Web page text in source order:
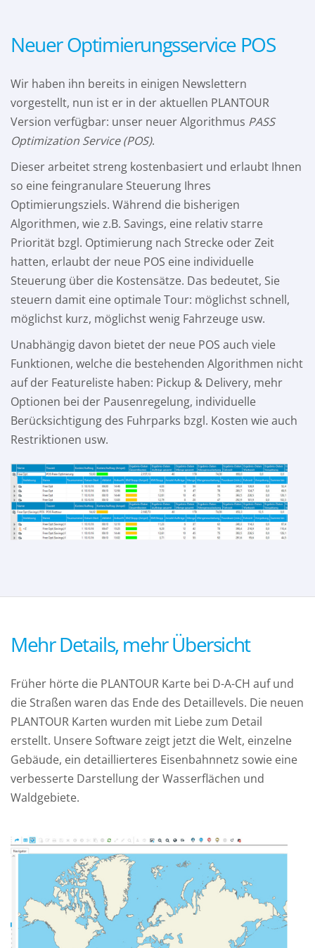
Neuer Optimierungsservice POS
Wir haben ihn bereits in einigen Newslettern
vorgestellt, nun ist er in der aktuellen PLANTOUR
Version verfügbar: unser neuer Algorithmus PASS
Optimization Service (POS).
Dieser arbeitet streng kostenbasiert und erlaubt Ihnen
so eine feingranulare Steuerung Ihres
Optimierungsziels. Während die bisherigen
Algorithmen, wie z.B. Savings, eine relativ starre
Priorität bzgl. Optimierung nach Strecke oder Zeit
hatten, erlaubt der neue POS eine individuelle
Steuerung über die Kostensätze. Das bedeutet, Sie
steuern damit eine optimale Tour: möglichst schnell,
möglichst kurz, möglichst wenig Fahrzeuge usw.
Unabhängig davon bietet der neue POS auch viele
Funktionen, welche die bestehenden Algorithmen nicht
auf der Featureliste haben: Pickup & Delivery, mehr
Optionen bei der Pausenregelung, individuelle
Berücksichtigung des Fuhrparks bzgl. Kosten wie auch
Restriktionen usw.
Mehr Details, mehr Übersicht
Früher hörte die PLANTOUR Karte bei D-A-CH auf und
die Straßen waren das Ende des Detaillevels. Die neuen
PLANTOUR Karten wurden mit Liebe zum Detail
erstellt. Unsere Software zeigt jetzt die Welt, einzelne
Gebäude, ein detaillierteres Eisenbahnnetz sowie eine
verbesserte Darstellung der Wasserflächen und
Waldgebiete.